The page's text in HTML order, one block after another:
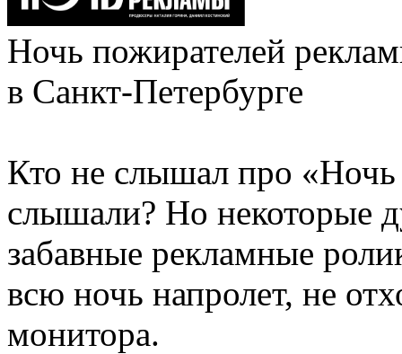
Ночь пожирателей
в Санкт-Петербурге
Кто не слышал про
слышали? Но некоторые
забавные рекламные
всю ночь напролет, не
монитора.